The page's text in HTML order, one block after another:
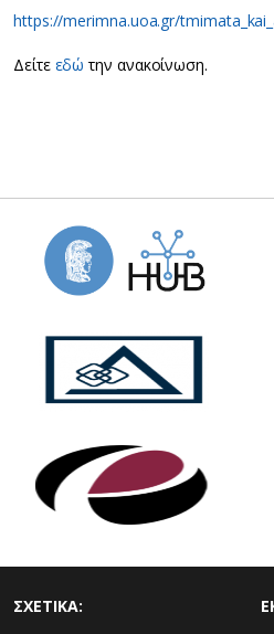
https://merimna.uoa.gr/
Δείτε εδώτην ανακοίνωση.
ΣΧΕΤΙΚΑ: